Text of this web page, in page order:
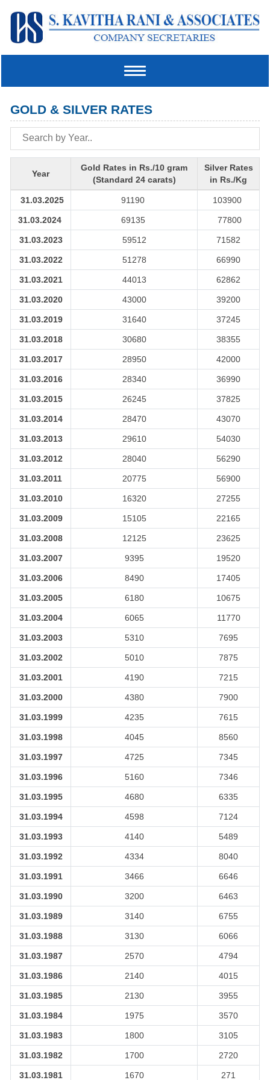
Toggle
GOLD & SILVER RATES
Year
Gold Rates in Rs./10 gram
(Standard 24 carats)
Silver Rates
in Rs./Kg
31.03.2025 91190 103900
31.03.2024 69135 77800
31.03.2023 59512 71582
31.03.2022 51278 66990
31.03.2021 44013 62862
31.03.2020 43000 39200
31.03.2019 31640 37245
31.03.2018 30680 38355
31.03.2017 28950 42000
31.03.2016 28340 36990
31.03.2015 26245 37825
31.03.2014 28470 43070
31.03.2013 29610 54030
31.03.2012 28040 56290
31.03.2011 20775 56900
31.03.2010 16320 27255
31.03.2009 15105 22165
31.03.2008 12125 23625
31.03.2007 9395 19520
31.03.2006 8490 17405
31.03.2005 6180 10675
31.03.2004 6065 11770
31.03.2003 5310 7695
31.03.2002 5010 7875
31.03.2001 4190 7215
31.03.2000 4380 7900
31.03.1999 4235 7615
31.03.1998 4045 8560
31.03.1997 4725 7345
31.03.1996 5160 7346
31.03.1995 4680 6335
31.03.1994 4598 7124
31.03.1993 4140 5489
31.03.1992 4334 8040
31.03.1991 3466 6646
31.03.1990 3200 6463
31.03.1989 3140 6755
31.03.1988 3130 6066
31.03.1987 2570 4794
31.03.1986 2140 4015
31.03.1985 2130 3955
31.03.1984 1975 3570
31.03.1983 1800 3105
31.03.1982 1700 2720
31.03.1981 1670 271